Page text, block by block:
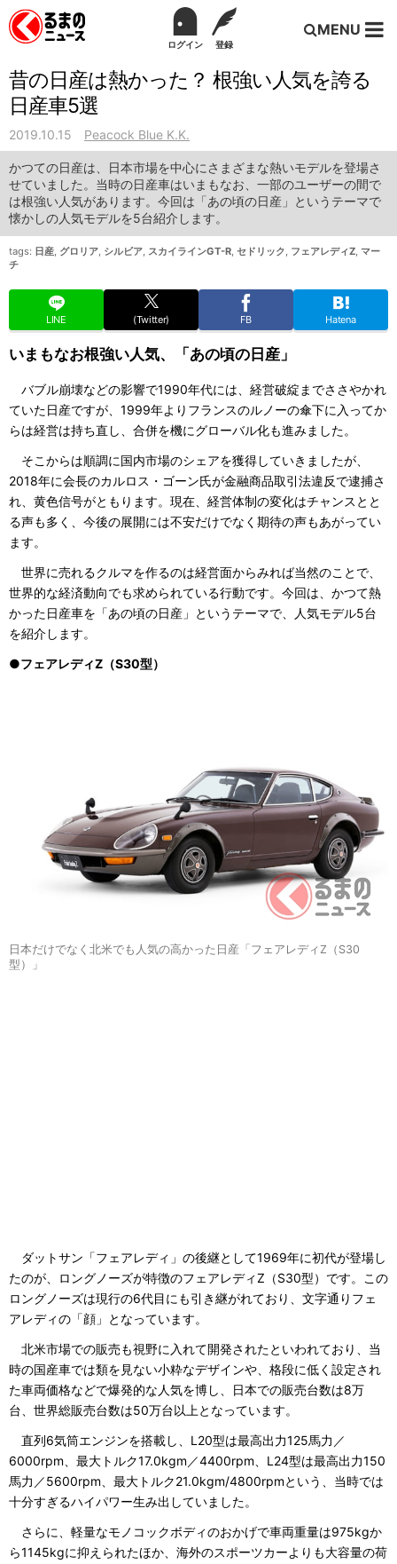
ログイン 登録
MENU
昔の日産は熱かった？ 根強い人気を誇る
日産車5選
2019.10.15 Peacock Blue K.K.
かつての日産は、日本市場を中心にさまざまな熱いモデルを登場さ
せていました。当時の日産車はいまもなお、一部のユーザーの間で
は根強い人気があります。今回は「あの頃の日産」というテーマで
懐かしの人気モデルを5台紹介します。
tags: 日産, グロリア, シルビア, スカイラインGT-R, セドリック, フェアレディZ, マー
チ
LINE (Twitter) FB Hatena
いまもなお根強い人気、「あの頃の日産」
バブル崩壊などの影響で1990年代には、経営破綻までささやかれ
ていた日産ですが、1999年よりフランスのルノーの傘下に入ってか
らは経営は持ち直し、合併を機にグローバル化も進みました。
そこからは順調に国内市場のシェアを獲得していきましたが、
2018年に会長のカルロス・ゴーン氏が金融商品取引法違反で逮捕さ
れ、黄色信号がともります。現在、経営体制の変化はチャンスとと
る声も多く、今後の展開には不安だけでなく期待の声もあがってい
ます。
世界に売れるクルマを作るのは経営面からみれば当然のことで、
世界的な経済動向でも求められている行動です。今回は、かつて熱
かった日産車を「あの頃の日産」というテーマで、人気モデル5台
を紹介します。
●フェアレディZ（S30型）
日本だけでなく北米でも人気の高かった日産「フェアレディZ（S30
型）」
ダットサン「フェアレディ」の後継として1969年に初代が登場し
たのが、ロングノーズが特徴のフェアレディZ（S30型）です。この
ロングノーズは現行の6代目にも引き継がれており、文字通りフェ
アレディの「顔」となっています。
北米市場での販売も視野に入れて開発されたといわれており、当
時の国産車では類を見ない小粋なデザインや、格段に低く設定され
た車両価格などで爆発的な人気を博し、日本での販売台数は8万
台、世界総販売台数は50万台以上となっています。
直列6気筒エンジンを搭載し、L20型は最高出力125馬力／
6000rpm、最大トルク17.0kgm／4400rpm、L24型は最高出力150
馬力／5600rpm、最大トルク21.0kgm/4800rpmという、当時では
十分すぎるハイパワー生み出していました。
さらに、軽量なモノコックボディのおかげで車両重量は975kgか
ら1145kgに抑えられたほか、海外のスポーツカーよりも大容量の荷